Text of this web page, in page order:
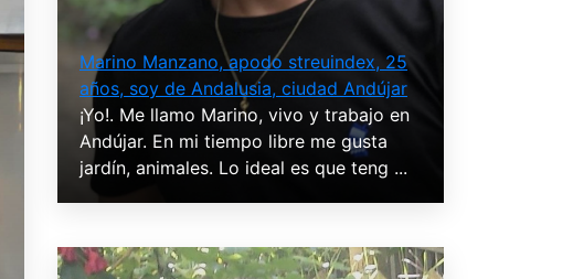
Marino Manzano, apodo streuindex, 25
años, soy de Andalusia, ciudad Andújar
¡Yo!. Me llamo Marino, vivo y trabajo en
Andújar. En mi tiempo libre me gusta
jardín, animales. Lo ideal es que teng ...